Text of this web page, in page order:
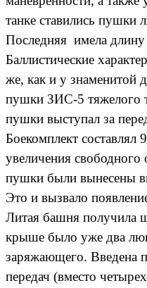
танке ставились
Последняя имела длину
Баллистические
же, как и у
пушки ЗИС-5 тяжелого
пушки выступал за
Боекомплект
увеличения
пушки были вынесены
Это и вызвало
Литая башня получила
крыше было уже два
заряжающего. Введена
передач (вместо